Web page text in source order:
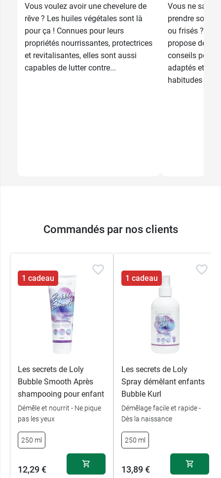
Vous voulez avoir une chevelure de
rêve ? Les huiles végétales sont là
pour ça ! Connues pour leurs
propriétés nourrissantes, protectrices
et revitalisantes, elles sont aussi
capables de lutter contre...
Vous ne
prendre soin
ou frisés ?
propose de
conseils pour
adaptés et
habitudes au
Commandés par nos clients
1 cadeau
Les secrets de Loly
Bubble Smooth Après
shampooing pour enfant
Démêle et nourrit - Ne pique
pas les yeux
250 ml
12,29 €
1 cadeau
Les secrets de Loly
Spray démêlant enfants
Bubble Kurl
Démêlage facile et rapide -
Dès la naissance
250 ml
13,89 €